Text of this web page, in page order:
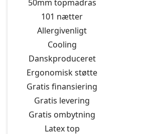
50mm topmadras
101 nætter
Allergivenligt
Cooling
Danskproduceret
Ergonomisk støtte
Gratis finansiering
Gratis levering
Gratis ombytning
Latex top